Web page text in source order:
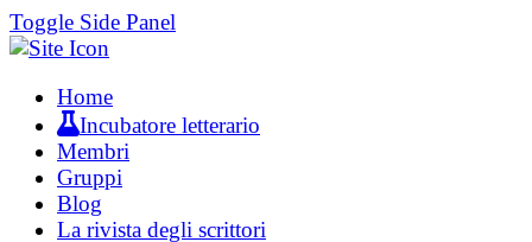
Toggle Side Panel
Home
Incubatore letterario
Membri
Gruppi
Blog
La rivista degli scrittori